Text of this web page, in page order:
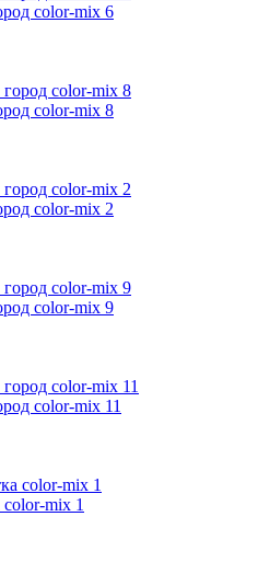
color-mix 6
color-mix 8
color-mix 2
color-mix 9
color-mix 11
color-mix 1